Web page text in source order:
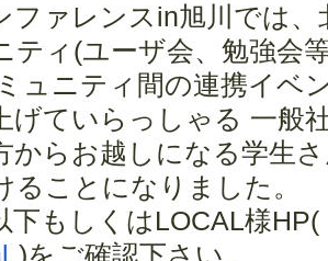
ファレンスin旭川では
ティ(ユーザ会、勉強会
ュニティ間の連携イベ
げていらっしゃる 一般
からお越しになる学生
ることになりました。
下もしくはLOCAL様HP(
)をご確認下さい。